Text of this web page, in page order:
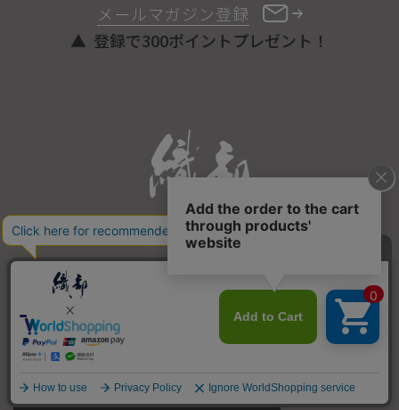
商品を探す SEARCH
ONLINE STORE
メールマガジン登録
登録で300ポイントプレゼント！
COPYRIGHT © ORIBE ALL RIGHTS RESERVED.